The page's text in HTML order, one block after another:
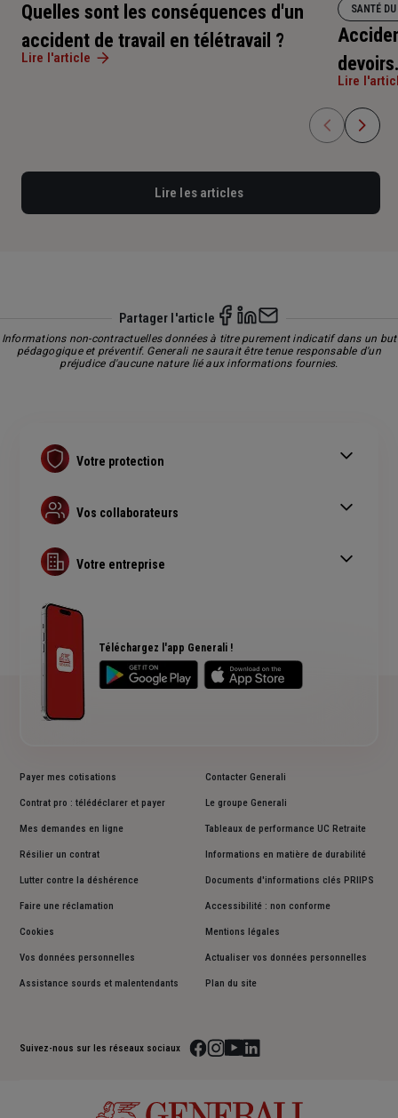
Quelles sont les conséquences d'un
accident de travail en télétravail ?
Lire l'article
SANTÉ
Lire
Lire les articles
Partager l'article
Informations non-contractuelles données à titre purement indicatif dans un but
pédagogique et préventif. Generali ne saurait être tenue responsable d'un
préjudice d'aucune nature lié aux informations fournies.
Téléchargez l'app Generali !
Votre protection
Assurance prévoyance
Complémentaire santé pro
Assurance copropriété
Vos collaborateurs
Guide Complémentaire santé collective
Votre entreprise
RC Professionnelle
Assurance cyber risques
Assurance créateur d'entreprise
Payer mes cotisations
Contrat pro : télédéclarer et payer
Mes demandes en ligne
Résilier un contrat
Lutter contre la déshérence
Faire une réclamation
Contacter Generali
Le groupe Generali
Tableaux de performance UC Retraite
Informations en matière de durabilité
Documents d'informations clés PRIIPS
Accessibilité : non conforme
Cookies Mentions légales
Vos données personnelles Actualiser vos données personnelles
Assistance sourds et malentendants Plan du site
Suivez-nous sur les réseaux sociaux